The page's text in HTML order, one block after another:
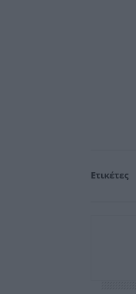
Ετικέτες